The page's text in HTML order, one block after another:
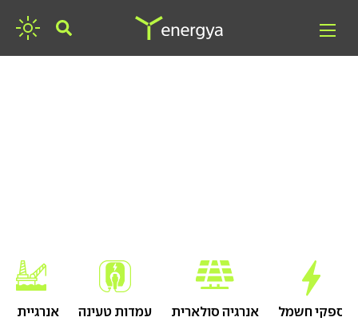
ספקי חשמל אנרגיה סולארית עמדות טעינה אנרגיית גז